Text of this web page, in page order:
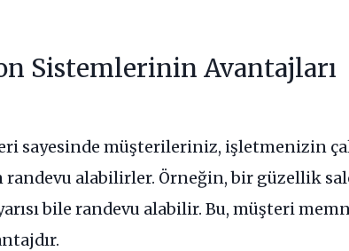
Sistemlerinin Avantajları
sayesinde müşterileriniz, işletmenizin
alabilirler. Örneğin, bir güzellik
bile randevu alabilir. Bu, müşteri